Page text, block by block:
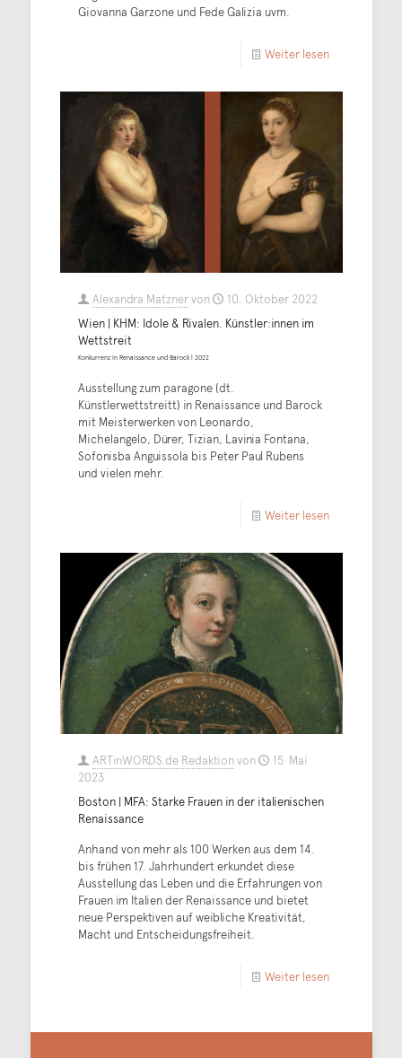
Giovanna Garzone und Fede Galizia uvm.
Weiter lesen
Alexandra Matznervon
10. Oktober 2022
Wien | KHM: Idole & Rivalen. Künstler:innen im
Wettstreit
Konkurrenz in Renaissance und Barock | 2022
Ausstellung zum paragone (dt.
Künstlerwettstreitt) in Renaissance und Barock
mit Meisterwerken von Leonardo,
Michelangelo, Dürer, Tizian, Lavinia Fontana,
Sofonisba Anguissola bis Peter Paul Rubens
und vielen mehr.
Weiter lesen
ARTinWORDS.de Redaktionvon
15. Mai
2023
Boston | MFA: Starke Frauen in der italienischen
Renaissance
Anhand von mehr als 100 Werken aus dem 14.
bis frühen 17. Jahrhundert erkundet diese
Ausstellung das Leben und die Erfahrungen von
Frauen im Italien der Renaissance und bietet
neue Perspektiven auf weibliche Kreativität,
Macht und Entscheidungsfreiheit.
Weiter lesen